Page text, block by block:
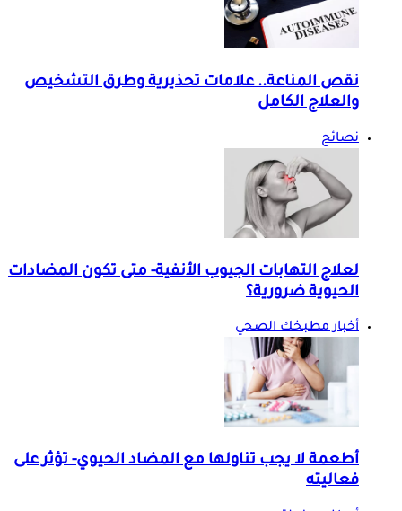
نقص المناعة.. علامات تحذيرية وطرق التشخيص
والعلاج الكامل
نصائح
لعلاج التهابات الجيوب الأنفية- متى تكون المضادات
الحيوية ضرورية؟
أخبار مطبخك الصحي
أطعمة لا يجب تناولها مع المضاد الحيوي- تؤثر على
فعاليته